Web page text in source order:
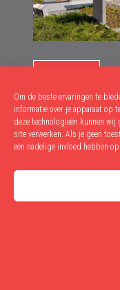
Om de beste ervaringen te
informatie over je apparaat op
deze technologieën kunnen
site verwerken. Als je geen
een nadelige invloed hebben
dinsdag - vrijdag:
zaterdag: 10u-17u
AFHALINGEN
dinsdag - vrijdag: